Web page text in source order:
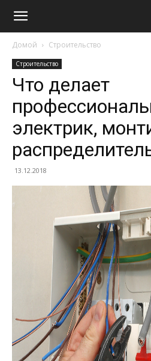
Домой Строительство
Строительство
Что делает
электрик,
13.12.2018